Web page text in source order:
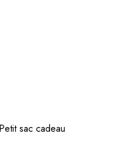
Petit sac cadeau